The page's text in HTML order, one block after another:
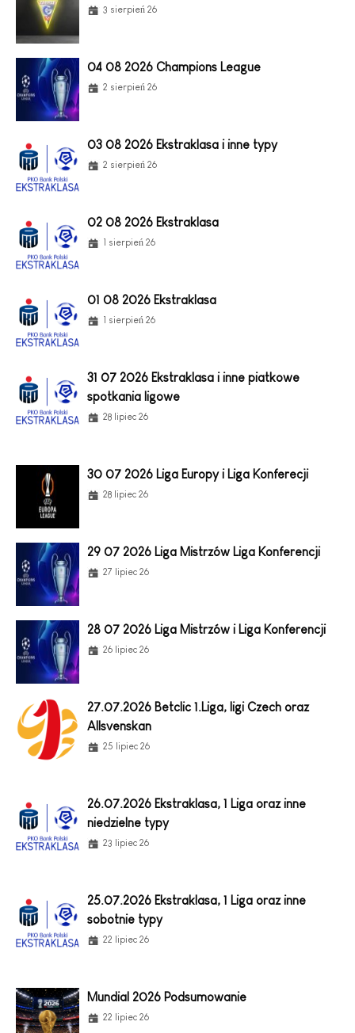
3 sierpień 26
04 08 2026 Champions League
2 sierpień 26
03 08 2026 Ekstraklasa i inne typy
2 sierpień 26
02 08 2026 Ekstraklasa
1 sierpień 26
01 08 2026 Ekstraklasa
1 sierpień 26
31 07 2026 Ekstraklasa i inne piatkowe
spotkania ligowe
28 lipiec 26
30 07 2026 Liga Europy i Liga Konferecji
28 lipiec 26
29 07 2026 Liga Mistrzów Liga Konferencji
27 lipiec 26
28 07 2026 Liga Mistrzów i Liga Konferencji
26 lipiec 26
27.07.2026 Betclic 1.Liga, ligi Czech oraz
Allsvenskan
25 lipiec 26
26.07.2026 Ekstraklasa, 1 Liga oraz inne
niedzielne typy
23 lipiec 26
25.07.2026 Ekstraklasa, 1 Liga oraz inne
sobotnie typy
22 lipiec 26
Mundial 2026 Podsumowanie
22 lipiec 26